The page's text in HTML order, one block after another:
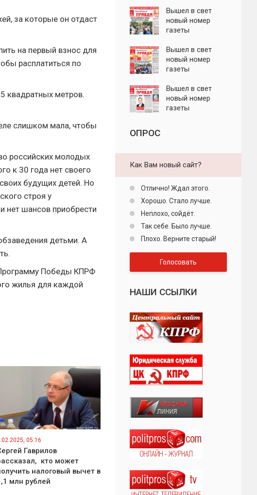
за которые он отдаст
на первый взнос для
расплатиться по
квадратных метров.
слишком мала, чтобы
российских молодых
к 30 года нет своего
будущих детей. Но
строя у
нет шансов приобрести
детьми. А
Победы КПРФ
жилья для каждой
05:16
Гаврилов
кто может
налоговый вычет в
млн рублей
правда"
Вышел в свет
новый номер
газеты
правда"
Вышел в свет
новый номер
газеты
правда"
Вышел в свет
новый номер
газеты
ОПРОС
Как Вам новый сайт?
Отлично! Ждал этого.
Хорошо. Стало лучше.
Неплохо, сойдёт.
Так себе. Было лучше.
Плохо. Верните старый!
Голосовать
НАШИ ССЫЛКИ